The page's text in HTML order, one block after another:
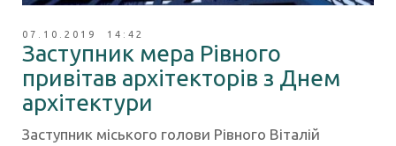
07.10.2019 14:42
Заступник мера Рівного
привітав архітекторів з Днем
архітектури
Заступник міського голови Рівного Віталій